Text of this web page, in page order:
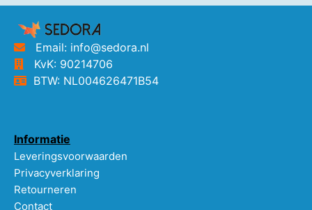
Email: info@sedora.nl
KvK: 90214706
BTW: NL004626471B54
Informatie
Leveringsvoorwaarden
Privacyverklaring
Retourneren
Contact